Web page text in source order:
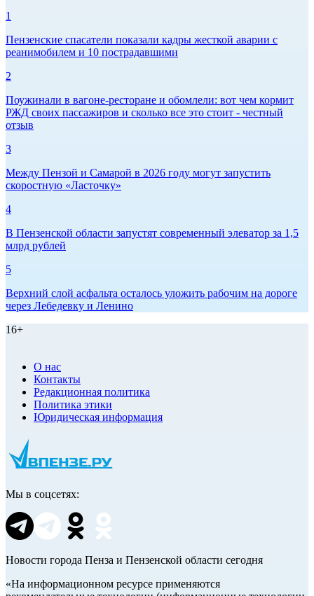
1
Пензенские спасатели показали кадры жесткой аварии с
реанимобилем и 10 пострадавшими
2
Поужинали в вагоне-ресторане и обомлели: вот чем кормит
РЖД своих пассажиров и сколько все это стоит - честный
отзыв
3
Между Пензой и Самарой в 2026 году могут запустить
скоростную «Ласточку»
4
В Пензенской области запустят современный элеватор за 1,5
млрд рублей
5
Верхний слой асфальта осталось уложить рабочим на дороге
через Лебедевку и Ленино
16+
О нас
Контакты
Редакционная политика
Политика этики
Юридическая информация
Мы в соцсетях:
Новости города Пенза и Пензенской области сегодня
«На информационном ресурсе применяются